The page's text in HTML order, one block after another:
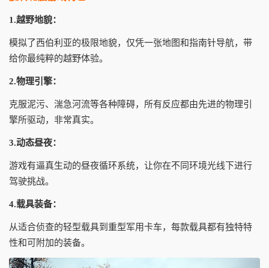
1.越野地貌：
模拟了西伯利亚的极限地貌，仅凭一张地图和指南针导航，带
给你最纯粹的越野体验。
2.物理引擎：
克服泥污、湍急河流等各种障碍，所有反应都由先进的物理引
擎所驱动，非常真实。
3.动态昼夜：
游戏有逼真生动的昼夜循环系统，让你在不同环境光线下进行
驾驶挑战。
4.载具装备：
从适合侦查的轻型载具到重型军用卡车，每款载具都有独特特
性和可附加的装备。